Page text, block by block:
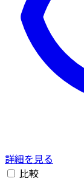
詳細を見る
比較